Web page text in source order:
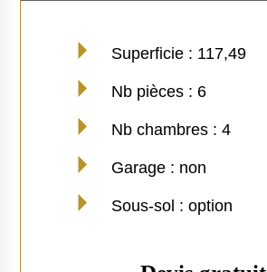
Superficie : 117,49
Nb pièces : 6
Nb chambres : 4
Garage : non
Sous-sol : option